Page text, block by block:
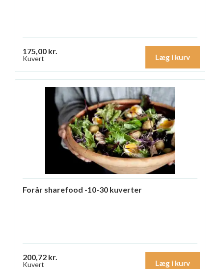
175,00 kr.
Kuvert Læg i kurv
Forår sharefood -10-30 kuverter
200,72 kr.
Kuvert Læg i kurv